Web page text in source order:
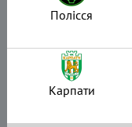
Полісся
Карпати